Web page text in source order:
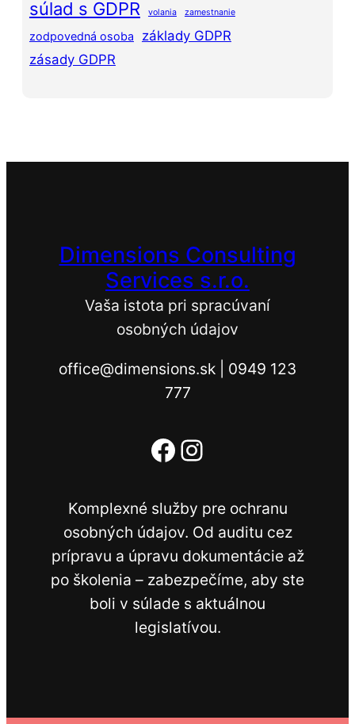
súlad s GDPR volania zamestnanie
zodpovedná osoba
základy GDPR
zásady GDPR
Dimensions Consulting
Services s.r.o.
Vaša istota pri spracúvaní
osobných údajov
office@dimensions.sk | 0949 123
777
Facebook
Instagram
Komplexné služby pre ochranu
osobných údajov. Od auditu cez
prípravu a úpravu dokumentácie až
po školenia – zabezpečíme, aby ste
boli v súlade s aktuálnou
legislatívou.